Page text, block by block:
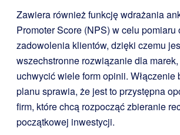
Zawiera również funkcję wdrażania
Promoter Score (NPS) w celu pomiaru
zadowolenia klientów, dzięki czemu
wszechstronne rozwiązanie dla
uchwycić wiele form opinii. Włączenie
planu sprawia, że jest to przystępna
firm, które chcą rozpocząć zbieranie
początkowej inwestycji.